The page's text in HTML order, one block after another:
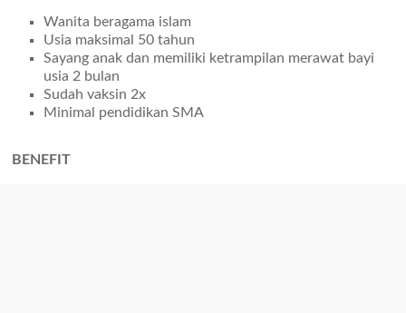
Wanita beragama islam
Usia maksimal 50 tahun
Sayang anak dan memiliki ketrampilan merawat bayi
usia 2 bulan
Sudah vaksin 2x
Minimal pendidikan SMA
BENEFIT